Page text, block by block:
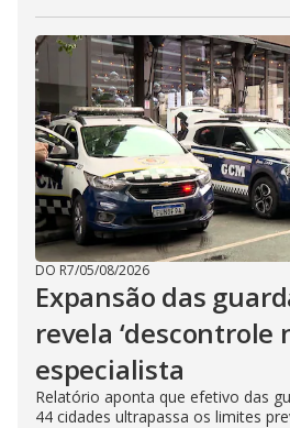
DO R7/05/08/2026
Expansão das
revela ‘descontrole
especialista
Relatório aponta que efetivo das
44 cidades ultrapassa os limites